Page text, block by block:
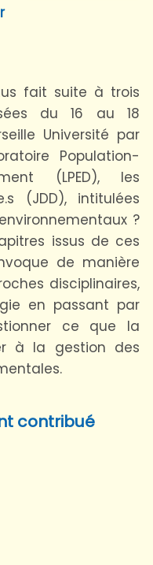
fait suite à trois
du 16 au 18
Université par
Population-
(LPED), les
(JDD), intitulées
?
issus de ces
de manière
disciplinaires,
en passant par
ce que la
à la gestion des
contribué